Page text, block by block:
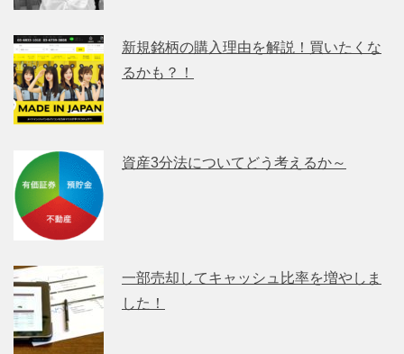
新規銘柄の購入理由を解説！買いたくな
るかも？！
資産3分法についてどう考えるか～
一部売却してキャッシュ比率を増やしま
した！